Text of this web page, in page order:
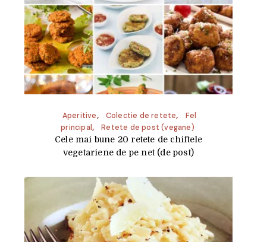
Aperitive Colectie de retete
Fel
principal
Retete de post (vegane)
Cele mai bune 20 retete de chiftele
vegetariene de pe net (de post)